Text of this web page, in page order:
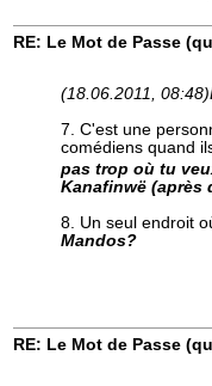
RE: Le Mot de Passe
(18.06.2011, 08:48)
7. C'est une
comédiens quand
pas trop où tu
Kanafinwë (après
8. Un seul endroit
Mandos?
RE: Le Mot de Passe